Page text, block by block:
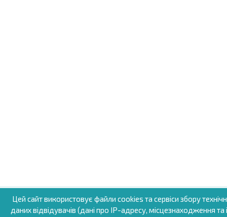
Цей сайт використовує файли cookies та сервіси збору
даних відвідувачів (дані про IP-адресу, місцезнаходження та